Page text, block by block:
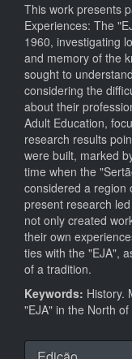
This work presents
Experiences: The
1960, investigating
and memory of the
sought to
considering the
about their
Adult Education,
research results
were built, marked
time when the
considered a region
present research
not only created
their own
ties with the "EJA",
of a tradition.
Keywords: History.
"EJA" in the North